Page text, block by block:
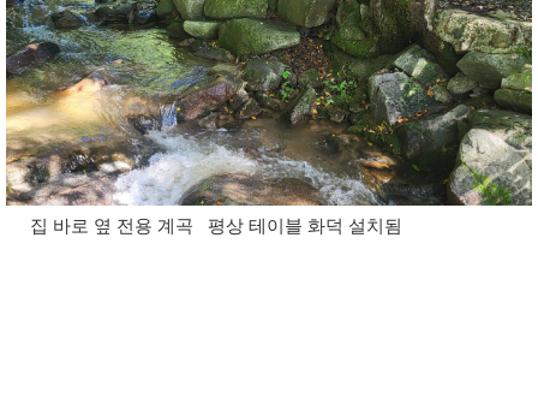
집 바로 옆 전용 계곡 평상 테이블 화덕 설치됨